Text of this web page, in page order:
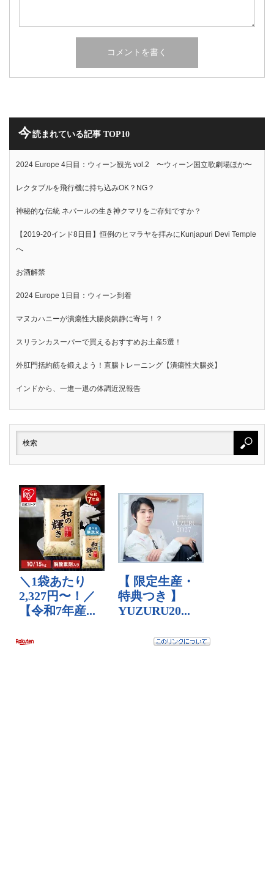
今読まれている記事 TOP10
2024 Europe 4日目：ウィーン観光 vol.2 〜ウィーン国立歌劇場ほか〜
レクタブルを飛行機に持ち込みOK？NG？
神秘的な伝統 ネパールの生き神クマリをご存知ですか？
【2019-20インド8日目】恒例のヒマラヤを拝みにKunjapuri Devi Temple
へ
お酒解禁
2024 Europe 1日目：ウィーン到着
マヌカハニーが潰瘍性大腸炎鎮静に寄与！？
スリランカスーパーで買えるおすすめお土産5選！
外肛門括約筋を鍛えよう！直腸トレーニング【潰瘍性大腸炎】
インドから、一進一退の体調近況報告